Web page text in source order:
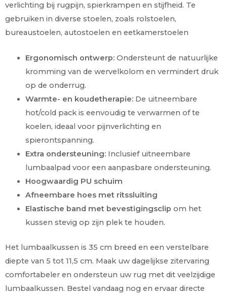
verlichting bij rugpijn, spierkrampen en stijfheid. Te
gebruiken in diverse stoelen, zoals rolstoelen,
bureaustoelen, autostoelen en eetkamerstoelen
Ergonomisch ontwerp: Ondersteunt de natuurlijke
kromming van de wervelkolom en vermindert druk
op de onderrug.
Warmte- en koudetherapie: De uitneembare
hot/cold pack is eenvoudig te verwarmen of te
koelen, ideaal voor pijnverlichting en
spierontspanning.
Extra ondersteuning: Inclusief uitneembare
lumbaalpad voor een aanpasbare ondersteuning.
Hoogwaardig PU schuim
Afneembare hoes met ritssluiting
Elastische band met bevestigingsclip om het
kussen stevig op zijn plek te houden.
Het lumbaalkussen is 35 cm breed en een verstelbare
diepte van 5 tot 11,5 cm. Maak uw dagelijkse zitervaring
comfortabeler en ondersteun uw rug met dit veelzijdige
lumbaalkussen. Bestel vandaag nog en ervaar directe